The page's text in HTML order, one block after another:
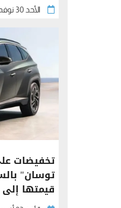
الأحد 30 نوفمبر 2025
تخفيضات
توسان"
قيمتها إلى 151 ألف جنيه